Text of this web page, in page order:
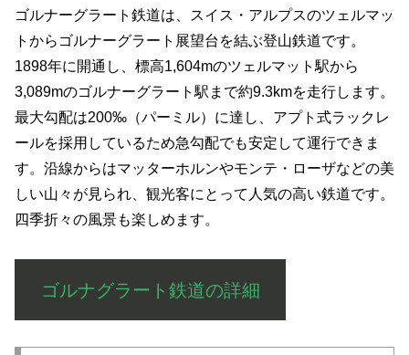
ゴルナーグラート鉄道は、スイス・アルプスのツェルマッ
トからゴルナーグラート展望台を結ぶ登山鉄道です。
1898年に開通し、標高1,604mのツェルマット駅から
3,089mのゴルナーグラート駅まで約9.3kmを走行します。
最大勾配は200‰（パーミル）に達し、アプト式ラックレ
ールを採用しているため急勾配でも安定して運行できま
す。沿線からはマッターホルンやモンテ・ローザなどの美
しい山々が見られ、観光客にとって人気の高い鉄道です。
四季折々の風景も楽しめます。
ゴルナグラート鉄道の詳細